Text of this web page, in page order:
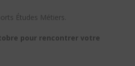
Études Métiers.
pour rencontrer votre